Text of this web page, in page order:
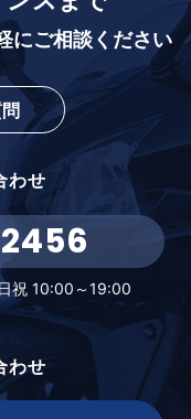
にご相談ください
わせ
祝 10:00～19:00
わせ